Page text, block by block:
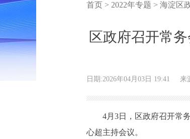
首页 > 2022年专题 > 海淀区
区政府召开常
日期:2026年04月03日 19:41 来
4月3日，区政府召开常务
心超主持会议。